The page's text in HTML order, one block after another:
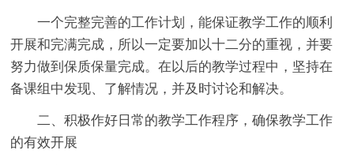
一个完整完善的工作计划，能保证教学工作的顺利
开展和完满完成，所以一定要加以十二分的重视，并要
努力做到保质保量完成。在以后的教学过程中，坚持在
备课组中发现、了解情况，并及时讨论和解决。
二、积极作好日常的教学工作程序，确保教学工作
的有效开展